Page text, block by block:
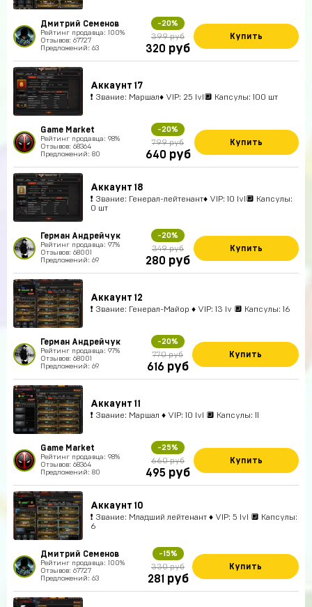
Дмитрий Семенов
Рейтинг продавца: 100%
Отзывов: 67727
Предложений: 63
-20%
399 руб
320 руб
Купить
Аккаунт 17
❗ Звание: Маршал♦ VIP: 25 lvl🔲 Капсулы: 100 шт
Game Market
Рейтинг продавца: 98%
Отзывов: 68364
Предложений: 80
-20%
799 руб
640 руб
Купить
Аккаунт 18
❗ Звание: Генерал-лейтенант♦ VIP: 10 lvl🔲 Капсулы:
0 шт
Герман Андрейчук
Рейтинг продавца: 97%
Отзывов: 68001
Предложений: 69
-20%
349 руб
280 руб
Купить
Аккаунт 12
❗ Звание: Генерал-Майор ♦ VIP: 13 lv 🔲 Капсулы: 16
Герман Андрейчук
Рейтинг продавца: 97%
Отзывов: 68001
Предложений: 69
-20%
770 руб
616 руб
Купить
Аккаунт 11
❗ Звание: Маршал ♦ VIP: 10 lvl 🔲 Капсулы: 11
Game Market
Рейтинг продавца: 98%
Отзывов: 68364
Предложений: 80
-25%
660 руб
495 руб
Купить
Аккаунт 10
❗ Звание: Младший лейтенант ♦ VIP: 5 lvl 🔲 Капсулы:
6
Дмитрий Семенов
Рейтинг продавца: 100%
Отзывов: 67727
Предложений: 63
-15%
330 руб
281 руб
Купить